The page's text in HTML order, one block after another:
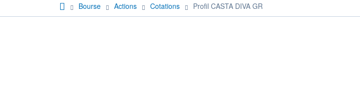
Bourse Actions Cotations Profil CASTA DIVA GR